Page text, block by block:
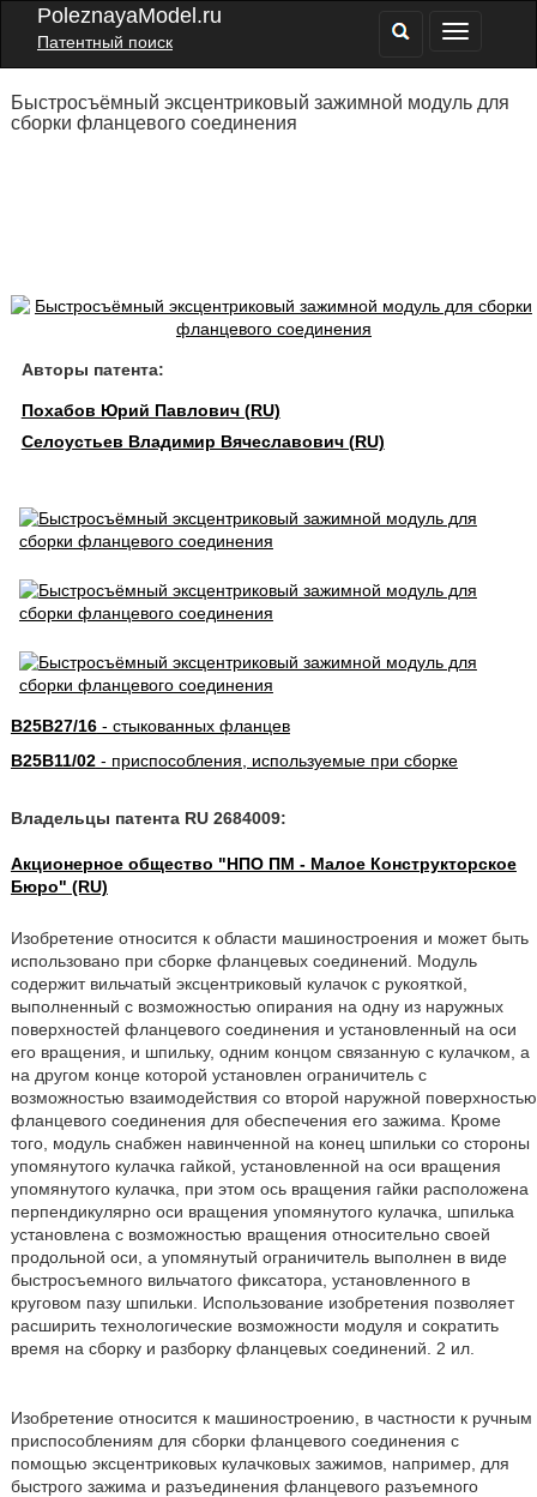
PoleznayaModel.ru
Патентный поиск
Быстросъёмный эксцентриковый зажимной модуль для
сборки фланцевого соединения
Авторы патента:
Похабов Юрий Павлович (RU)
Селоустьев Владимир Вячеславович (RU)
B25B27/16- стыкованных фланцев
B25B11/02- приспособления, используемые при сборке
Владельцы патента RU 2684009:
Акционерное общество "НПО ПМ - Малое Конструкторское
Бюро" (RU)
Изобретение относится к области машиностроения и может быть
использовано при сборке фланцевых соединений. Модуль
содержит вильчатый эксцентриковый кулачок с рукояткой,
выполненный с возможностью опирания на одну из наружных
поверхностей фланцевого соединения и установленный на оси
его вращения, и шпильку, одним концом связанную с кулачком, а
на другом конце которой установлен ограничитель с
возможностью взаимодействия со второй наружной поверхностью
фланцевого соединения для обеспечения его зажима. Кроме
того, модуль снабжен навинченной на конец шпильки со стороны
упомянутого кулачка гайкой, установленной на оси вращения
упомянутого кулачка, при этом ось вращения гайки расположена
перпендикулярно оси вращения упомянутого кулачка, шпилька
установлена с возможностью вращения относительно своей
продольной оси, а упомянутый ограничитель выполнен в виде
быстросъемного вильчатого фиксатора, установленного в
круговом пазу шпильки. Использование изобретения позволяет
расширить технологические возможности модуля и сократить
время на сборку и разборку фланцевых соединений. 2 ил.
Изобретение относится к машиностроению, в частности к ручным
приспособлениям для сборки фланцевого соединения с
помощью эксцентриковых кулачковых зажимов, например, для
быстрого зажима и разъединения фланцевого разъемного